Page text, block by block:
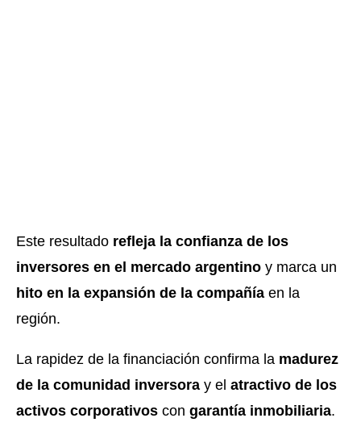
Este resultado refleja la confianza de los
inversores en el mercado argentino y marca un
hito en la expansión de la compañía en la
región.
La rapidez de la financiación confirma la madurez
de la comunidad inversora y el atractivo de los
activos corporativos con garantía inmobiliaria.